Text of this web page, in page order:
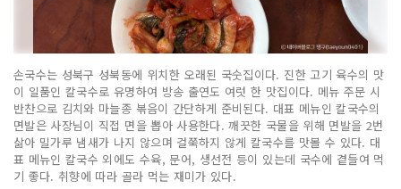
손국수는 성북구 성북동에 위치한 오래된 국숫집이다. 진한 고기 육수의 맛
이 일품인 칼국수로 유명하여 방송 출연도 여럿 한 맛집이다. 메뉴 주문 시
반찬으로 김치와 마늘종 볶음이 간단하게 준비된다. 대표 메뉴인 칼국수의
면발은 사장님이 직접 면을 뽑아 사용한다. 깨끗한 국물을 위해 면발을 2번
삶아 밀가루 냄새가 나지 않으며 걸쭉하지 않게 칼국수를 맛볼 수 있다. 대
표 메뉴인 칼국수 외에도 수육, 문어, 생선전 등이 있는데 국수에 곁들여 먹
기 좋다. 취향에 따라 골라 먹는 재미가 있다.